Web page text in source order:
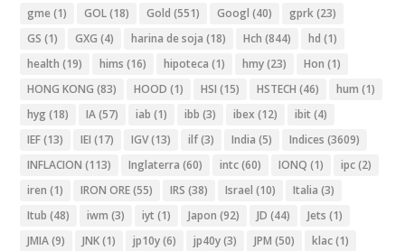
gme (1) GOL(18) Gold (551) Googl (40) gprk(23)
GS (1) GXG (4) harina de soja (18) Hch (844) hd (1)
health (19) hims (16) hipoteca (1) hmy(23) Hon (1)
HONG KONG (83) HOOD (1) HSI (15) HSTECH (46) hum (1)
hyg (18) IA(57) iab (1) ibb (3) ibex (12) ibit (4)
IEF(13) IEI (17) IGV(13) ilf(3) India (5) Indices (3609)
INFLACION (113) Inglaterra (60) intc(60) IONQ (1) ipc(2)
iren (1) IRON ORE(55) IRS (38) Israel (10) Italia (3)
Itub (48) iwm (3) iyt (1) Japon (92) JD (44) Jets (1)
JMIA(9) JNK(1) jp10y(6) jp40y(3) JPM (50) klac(1)